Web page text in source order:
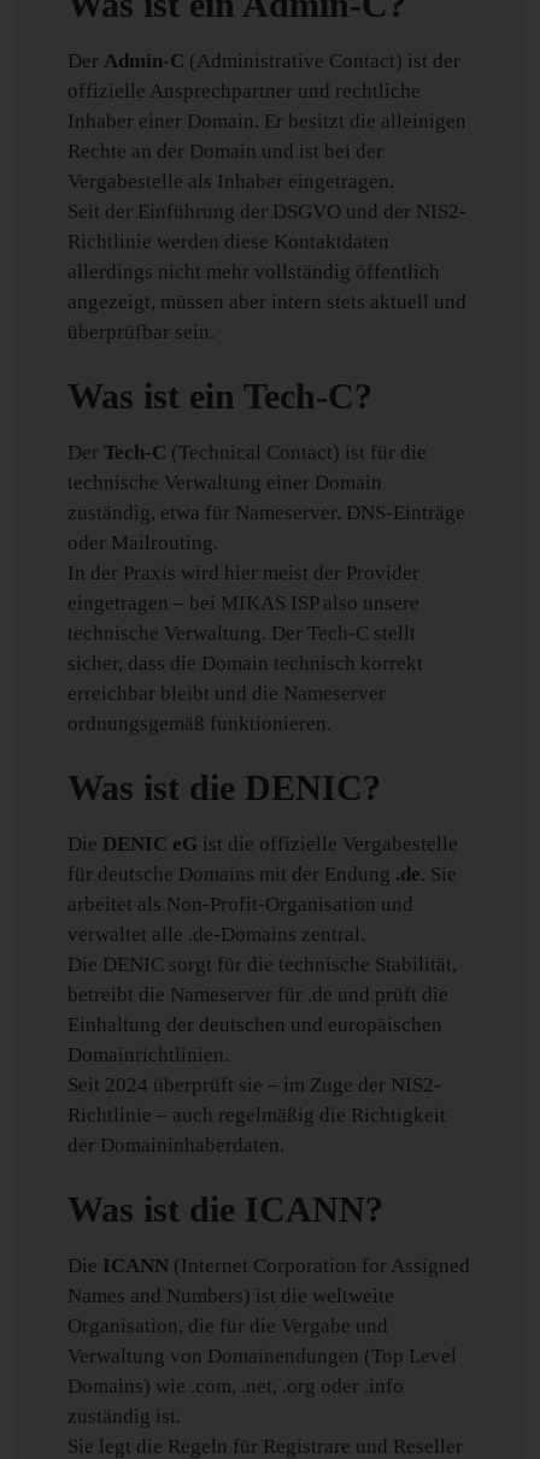
Der Admin-C (Administrative Contact) ist der
offizielle Ansprechpartner und rechtliche
Inhaber einer Domain. Er besitzt die alleinigen
Rechte an der Domain und ist bei der
Vergabestelle als Inhaber eingetragen.
Seit der Einführung der DSGVO und der NIS2-
Richtlinie werden diese Kontaktdaten
allerdings nicht mehr vollständig öffentlich
angezeigt, müssen aber intern stets aktuell und
überprüfbar sein.
Was ist ein Tech-C?
DerTech-C (Technical Contact) ist für die
technische Verwaltung einer Domain
zuständig, etwa für Nameserver, DNS-Einträge
oder Mailrouting.
In der Praxis wird hier meist der Provider
eingetragen – bei MIKAS ISP also unsere
technische Verwaltung. Der Tech-C stellt
sicher, dass die Domain technisch korrekt
erreichbar bleibt und die Nameserver
ordnungsgemäß funktionieren.
Was ist die DENIC?
Die DENIC eG ist die offizielle Vergabestelle
für deutsche Domains mit der Endung .de. Sie
arbeitet als Non-Profit-Organisation und
verwaltet alle .de-Domains zentral.
Die DENIC sorgt für die technische Stabilität,
betreibt die Nameserver für .de und prüft die
Einhaltung der deutschen und europäischen
Domainrichtlinien.
Seit 2024 überprüft sie – im Zuge der NIS2-
Richtlinie – auch regelmäßig die Richtigkeit
der Domaininhaberdaten.
Was ist die ICANN?
Die ICANN (Internet Corporation for Assigned
Names and Numbers) ist die weltweite
Organisation, die für die Vergabe und
Verwaltung von Domainendungen (Top Level
Domains) wie .com, .net, .org oder .info
zuständig ist.
Sie legt die Regeln für Registrare und Reseller